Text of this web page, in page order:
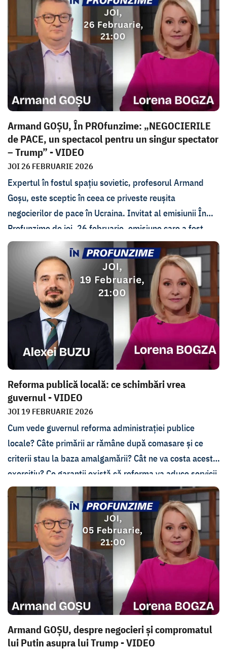
războiul din Iran asupra celui din Ucraina și cât timp ar
putea dura operațiunea americano-israeliană s-a
discutat joi, 5 martie, cu politologul Cristian Pîrvulescu.
Armand GOȘU, În PROfunzime: „NEGOCIERILE
de PACE, un spectacol pentru un singur spectator
– Trump” - VIDEO
JOI 26 FEBRUARIE 2026
Expertul în fostul spațiu sovietic, profesorul Armand
Goșu, este sceptic în ceea ce priveste reușita
negocierilor de pace în Ucraina. Invitat al emisiunii În
Profunzime de joi, 26 februarie, emisiune care a fost
înregistrată, el a declarat că tratativele sunt, de fapt, un
spectacol în care toți încearcă să nu-l supere pe Trump,
președintele fiind singurul spectator. Armand Goșu mai
spune că în acest an războiul nu se va încheia și că
aderarea rapidă a Ucrainei la UE, pe care a cerut-o
Zelenski, deschide o fereastră și pentru Republica
Moldova.
Reforma publică locală: ce schimbări vrea
guvernul - VIDEO
JOI 19 FEBRUARIE 2026
Cum vede guvernul reforma administrației publice
locale? Câte primării ar rămâne după comasare și ce
criterii stau la baza amalgamării? Cât ne va costa acest
exercițiu? Ce garanții există că reforma va aduce servicii
mai bune pentru cetățeni și cum ne asigurăm că satele
mici nu vor dispărea?
Despre toate acestea Lorena Bogza va discuta cu
invitatul său Alexei Buzu, secretar-general al guvernului.
Armand GOȘU, despre negocieri și compromatul
lui Putin asupra lui Trump - VIDEO